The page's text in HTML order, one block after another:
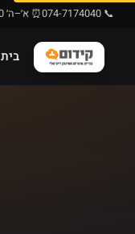
📞 074-7174040 ⏰ א׳–ה׳ 09:00–18:00
בית